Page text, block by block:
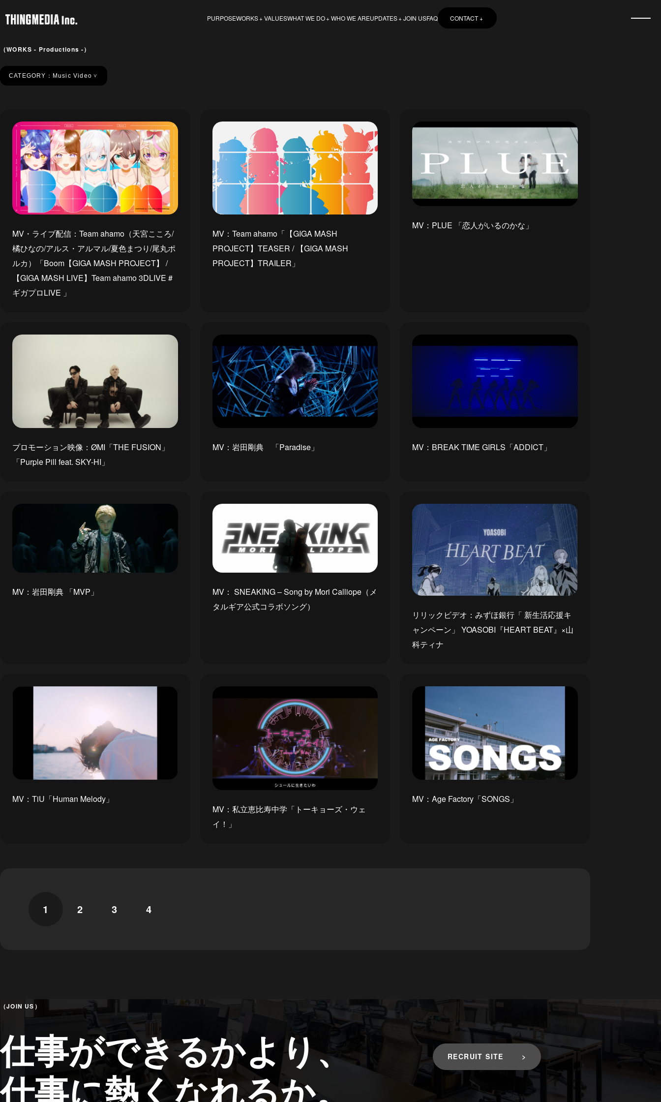
PURPOSEWORKS VALUESWHAT WE DO WHO WE AREUPDATES JOIN USFAQ CONTACT
（WORKS - Productions -）
CATEGORY： Music Video ＞
MV・ライブ配信：Team ahamo（天宮こころ/
橘ひなの/アルス・アルマル/夏色まつり/尾丸ポ
ルカ）「Boom【GIGA MASH PROJECT】 /
【GIGA MASH LIVE】Team ahamo 3DLIVE #
ギガプロLIVE 」
MV：Team ahamo「【GIGA MASH
PROJECT】TEASER / 【GIGA MASH
PROJECT】TRAILER」
MV：PLUE 「恋人がいるのかな」
プロモーション映像：ØMI「THE FUSION」
「Purple Pill feat. SKY-HI」
MV：岩田剛典 「Paradise」 MV：BREAK TIME GIRLS「ADDICT」
MV：岩田剛典 「MVP」
MV： SNEAKING – Song by Mori Calliope（メ
タルギア公式コラボソング）
リリックビデオ：みずほ銀行「 新生活応援キ
ャンペーン」 YOASOBI『HEART BEAT』×山
科ティナ
MV：TiU「Human Melody」
MV：私立恵比寿中学「トーキョーズ・ウェ
イ！」
MV：Age Factory「SONGS」
1 2 3 4
（JOIN US）
仕事ができるかより、
仕事に熱くなれるか。
RECRUIT SITE